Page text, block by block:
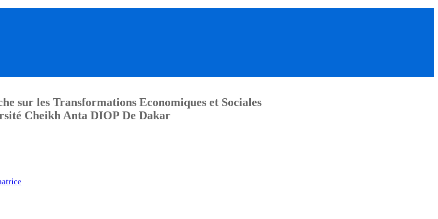
sur les Transformations Economiques et Sociales
Cheikh Anta DIOP De Dakar